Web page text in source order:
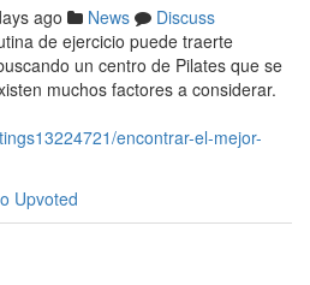
ago News
Discuss
de ejercicio puede traerte
un centro de Pilates que se
muchos factores a considerar.
encontrar-el-mejor-
Upvoted